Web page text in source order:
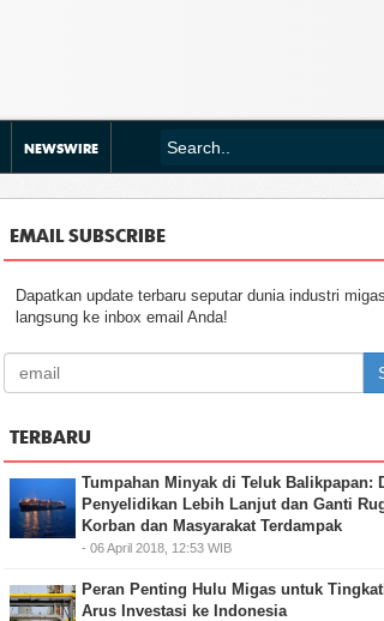
NEWSWIRE
EMAIL SUBSCRIBE
Dapatkan update terbaru seputar dunia industri
langsung ke inbox email Anda!
TERBARU
Tumpahan Minyak di Teluk Balikpapan:
Penyelidikan Lebih Lanjut dan Ganti
Korban dan Masyarakat Terdampak
- 06 April 2018, 12:53 WIB
Peran Penting Hulu Migas untuk
Arus Investasi ke Indonesia